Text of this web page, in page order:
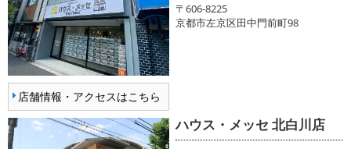
店舗情報・アクセスはこちら
〒606-8225
京都市左京区田中門前町98
ハウス・メッセ 北白川店